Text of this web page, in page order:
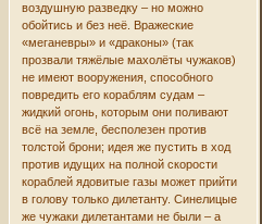
воздушную разведку – но можно
обойтись и без неё. Вражеские
«меганевры» и «драконы» (так
прозвали тяжёлые махолёты чужаков)
не имеют вооружения, способного
повредить его кораблям судам –
жидкий огонь, которым они поливают
всё на земле, бесполезен против
толстой брони; идея же пустить в ход
против идущих на полной скорости
кораблей ядовитые газы может прийти
в голову только дилетанту. Синелицые
же чужаки дилетантами не были – а